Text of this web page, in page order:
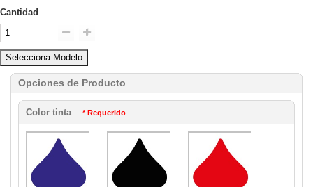
Cantidad
Selecciona Modelo
Opciones de Producto
Color tinta * Requerido